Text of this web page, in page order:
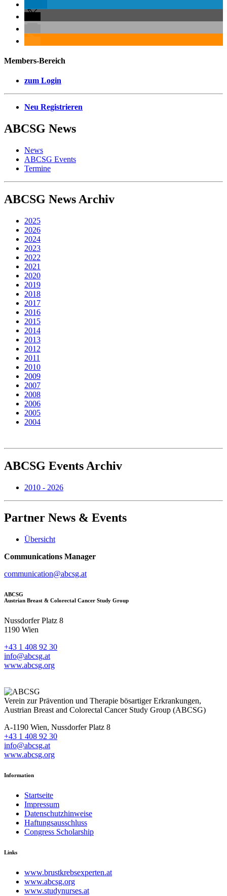
Members-Bereich
zum Login
Neu Registrieren
ABCSG News
News
ABCSG Events
Termine
ABCSG News Archiv
2025
2026
2024
2023
2022
2021
2020
2019
2018
2017
2016
2015
2014
2013
2012
2011
2010
2009
2007
2008
2006
2005
2004
ABCSG Events Archiv
2010 - 2026
Partner News & Events
Übersicht
Communications Manager
communication@abcsg.at
ABCSG
Austrian Breast & Colorectal Cancer Study Group
Nussdorfer Platz 8
1190 Wien
+43 1 408 92 30
info@abcsg.at
www.abcsg.org
Verein zur Prävention und Therapie bösartiger Erkrankungen,
Austrian Breast and Colorectal Cancer Study Group (ABCSG)
A-1190 Wien, Nussdorfer Platz 8
+43 1 408 92 30
info@abcsg.at
www.abcsg.org
Information
Startseite
Impressum
Datenschutzhinweise
Haftungsausschluss
Congress Scholarship
Links
www.brustkrebsexperten.at
www.abcsg.org
www.studynurses.at